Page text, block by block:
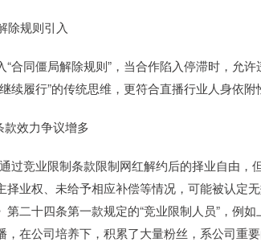
除规则引入
“合同僵局解除规则”，当合作陷入停滞时，允
续履行”的传统思维，更符合直播行业人身依
款效力争议增多
过竞业限制条款限制网红解约后的择业自由
择业权、未给予相应补偿等情况，可能被认定
第二十四条第一款规定的“竞业限制人员”，例
，在公司培养下，积累了大量粉丝，系公司重